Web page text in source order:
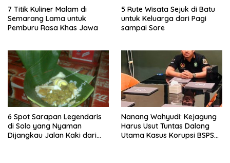
7 Titik Kuliner Malam di
Semarang Lama untuk
Pemburu Rasa Khas Jawa
5 Rute Wisata Sejuk di Batu
untuk Keluarga dari Pagi
sampai Sore
6 Spot Sarapan Legendaris
di Solo yang Nyaman
Dijangkau Jalan Kaki dari
Nanang Wahyudi: Kejagung
Harus Usut Tuntas Dalang
Utama Kasus Korupsi BSPS